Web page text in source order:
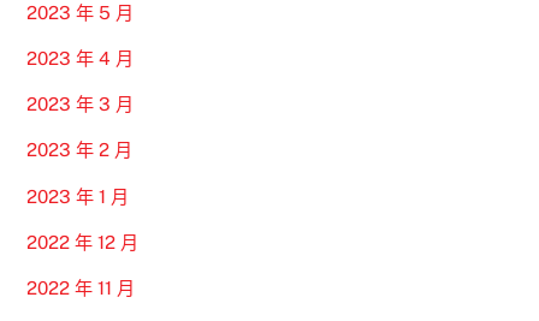
2023 年 5 月
2023 年 4 月
2023 年 3 月
2023 年 2 月
2023 年 1 月
2022 年 12 月
2022 年 11 月